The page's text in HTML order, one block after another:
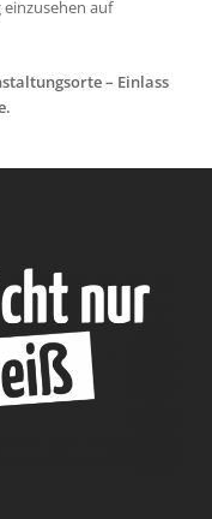
einzusehen auf
– Einlass